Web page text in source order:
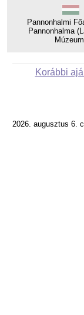
Pannonhalmi
Pannonhalma
Korábbi
2026. augusztus 6.